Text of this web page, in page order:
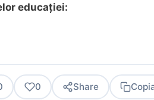
educației:
0 Share